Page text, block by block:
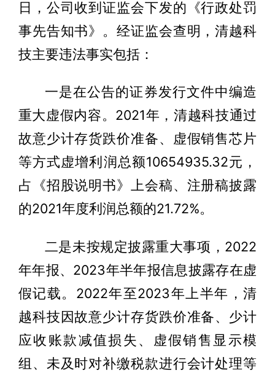
日，公司收到证监会下发的《行政处罚
事先告知书》。经证监会查明，清越科
技主要违法事实包括：
一是在公告的证券发行文件中编造
重大虚假内容。2021年，清越科技通过
故意少计存货跌价准备、虚假销售芯片
等方式虚增利润总额10654935.32元，
占《招股说明书》上会稿、注册稿披露
的2021年度利润总额的21.72%。
二是未按规定披露重大事项，2022
年年报、2023年半年报信息披露存在虚
假记载。2022年至2023年上半年，清
越科技因故意少计存货跌价准备、少计
应收账款减值损失、虚假销售显示模
组、未及时对补缴税款进行会计处理等